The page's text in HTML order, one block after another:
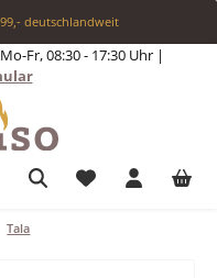
deutschlandweit
Fr, 08:30 - 17:30 Uhr |
Du hast 0
Tala